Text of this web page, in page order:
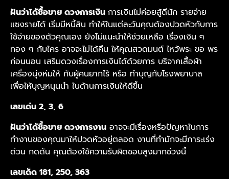
ฝันว่าได้ซื้อขาย ดวงการเงิน การเงินไม่ค่อยสู้ดีนัก รายจ่าย
แซงรายได้ เริ่มมีหนี้สิน ทำให้ในแต่ละวันคุณต้องปวดหัวกับการ
ใช้จ่ายของตัวคุณเอง ยังไม่แนะนำให้ช่วยเหลือ เรื่องเงิน ๆ
ทอง ๆ กับใคร อาจจะไม่ได้คืน ให้คุณสวดมนต์ ไหว้พระ ขอ พร
ก่อนนอน เสริมดวงเรื่องการเงินได้ด้วยการ บริจาคเสื้อผ้า
เครื่องนุ่งห่มให้ กับผู้คนยากไร้ หรือ ทำบุญกับโรงพยาบาล
เพื่อให้บุญหนุนนำ ในด้านการเงินให้ดีขึ้น
เลขเด่น 2, 3, 6
ฝันว่าได้ซื้อขาย ดวงการงาน อาจจะมีเรื่องหรือปัญหาในการ
ทำงานของคุณมาให้ปวดหัวอยู่ตลอด งานที่ทำมักจะมีภาระเร่ง
ด่วน กดดัน คุณต้องใช้ความรับผิดชอบสูงมากช่วงนี้
เลขเด็ด 181, 250, 363